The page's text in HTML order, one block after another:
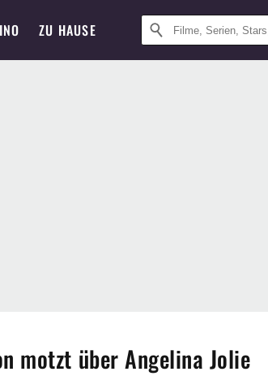
ZU HAUSE
motzt über Angelina Jolie